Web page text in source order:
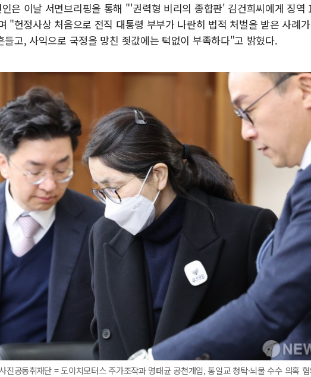
은 이날 서면브리핑을 통해 "'권력형 비리의 종합판' 김건희씨에게 징역
"헌정사상 처음으로 전직 대통령 부부가 나란히 법적 처벌을 받은 사례
들고, 사익으로 국정을 망친 죗값에는 턱없이 부족하다"고 밝혔다.
진공동취재단 = 도이치모터스 주가조작과 명태균 공천개입, 통일교 청탁·뇌물 수수 의혹